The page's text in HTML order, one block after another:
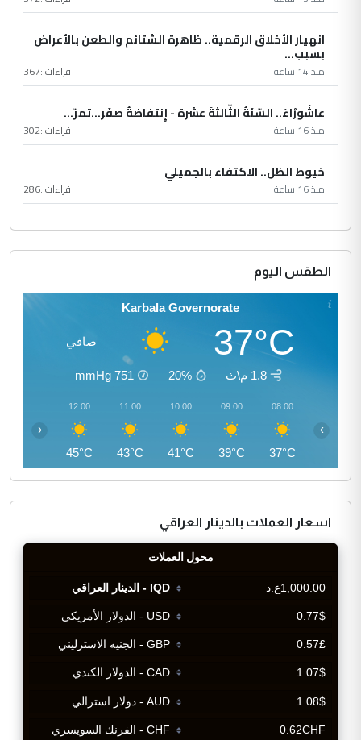
انهيار الأخلاق الرقمية.. ظاهرة الشتائم والطعن بالأعراض
بسبب...
منذ 14 ساعة قراءات :367
عاشُورْاءُ.. السّنَةُ الثّالثةَ عشَرَة - إِنتفاضةُ صفَر…تمرّ...
منذ 16 ساعة قراءات :302
خيوط الظل.. الاكتفاء بالجميلي
منذ 16 ساعة قراءات :286
الطقس اليوم
Karbala Governorate
37°C صافي
1.8 م\ث 20%
751
mmHg
08:00
37°C
09:00
39°C
10:00
41°C
11:00
43°C
12:00
45°C
‹ ›
اسعار العملات بالدينار العراقي